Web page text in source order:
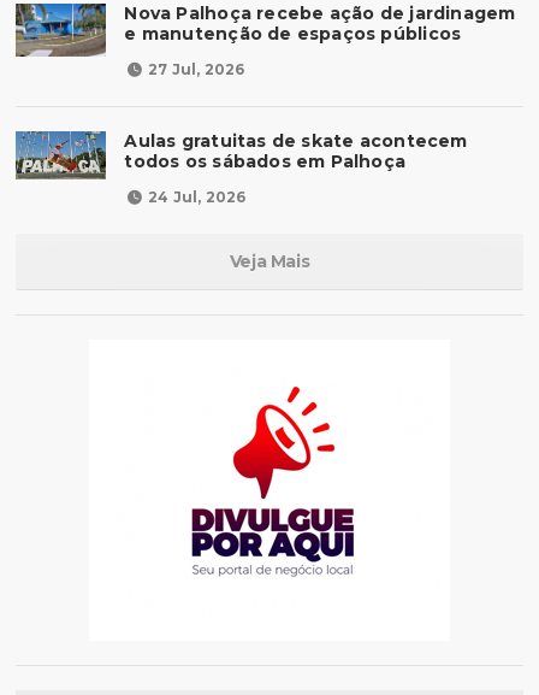
Nova Palhoça recebe ação de jardinagem
e manutenção de espaços públicos
27 Jul, 2026
Aulas gratuitas de skate acontecem
todos os sábados em Palhoça
24 Jul, 2026
Veja Mais